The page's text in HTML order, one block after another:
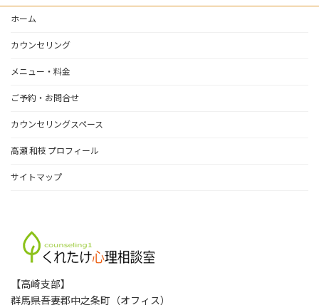
ー
カ
ブ
ホーム
カウンセリング
メニュー・料金
ご予約・お問合せ
カウンセリングスペース
高瀬 和枝 プロフィール
サイトマップ
【高崎支部】
群馬県吾妻郡中之条町（オフィス）